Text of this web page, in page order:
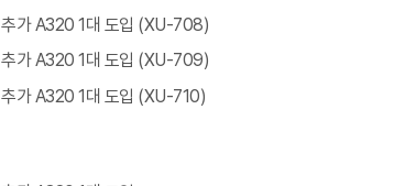
추가 A320 1대 도입 (XU-708)
추가 A320 1대 도입 (XU-709)
추가 A320 1대 도입 (XU-710)
스카이앙코르항공 예약센터
캄보디아 사무실
+855 23 234 567
태국 사무실
+66 96 220 1658
핫라인